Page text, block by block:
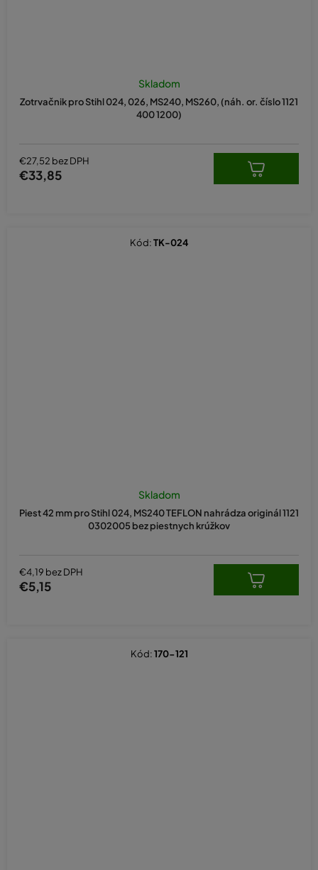
Zotrvačnik pro Stihl 024, 026, MS240, MS260, (náh. or. číslo 1121
400 1200)
Skladom
€27,52 bez DPH
€33,85
Piest 42 mm pro Stihl 024, MS240 TEFLON nahrádza originál 1121
0302005 bez piestnych krúžkov
Skladom
€4,19 bez DPH
€5,15
Kód:TK-024
Kód:170-121